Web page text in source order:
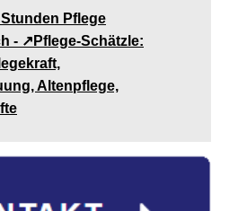
Pflege
- ↗️Pflege-Schätzle:
Altenpflege,